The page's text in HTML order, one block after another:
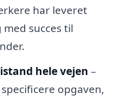
har leveret
succes til
hele vejen –
opgaven,